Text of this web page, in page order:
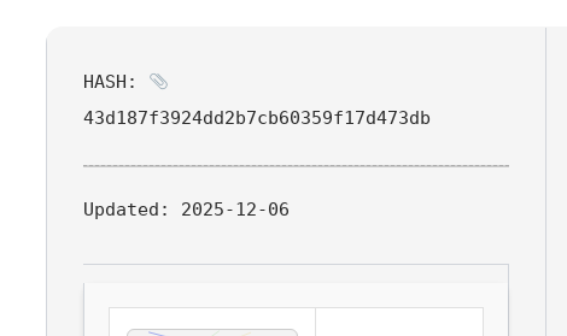
HASH:
43d187f3924dd2b7cb60359f17d473db
Updated: 2025-12-06